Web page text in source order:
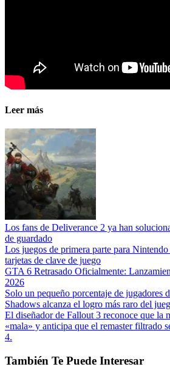
Leer más
Los fans de Deliverance 2 ya han
de guardado
Los juegos de primera parte para
tarjetas de clave de juego
GTA 6 Retrasado Oficialmente:
2026
Solo un pequeño porcentaje de jugadores
Shadows alcanza el logro más raro del
El diseñador de Fallout 3 reconoce que la
«mala» y anticipa que el remaster filtrado
4.
También Te Puede Interesar